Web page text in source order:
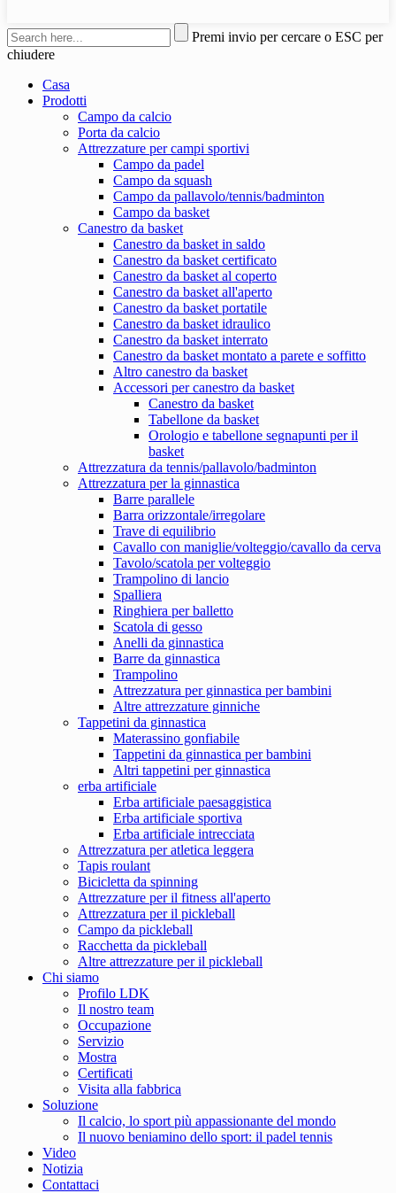
Premi invio per cercare o ESC per
chiudere
Casa
Prodotti
Campo da calcio
Porta da calcio
Attrezzature per campi sportivi
Campo da padel
Campo da squash
Campo da pallavolo/tennis/badminton
Campo da basket
Canestro da basket
Canestro da basket in saldo
Canestro da basket certificato
Canestro da basket al coperto
Canestro da basket all'aperto
Canestro da basket portatile
Canestro da basket idraulico
Canestro da basket interrato
Canestro da basket montato a parete e soffitto
Altro canestro da basket
Accessori per canestro da basket
Canestro da basket
Tabellone da basket
Orologio e tabellone segnapunti per il
basket
Attrezzatura da tennis/pallavolo/badminton
Attrezzatura per la ginnastica
Barre parallele
Barra orizzontale/irregolare
Trave di equilibrio
Cavallo con maniglie/volteggio/cavallo da cerva
Tavolo/scatola per volteggio
Trampolino di lancio
Spalliera
Ringhiera per balletto
Scatola di gesso
Anelli da ginnastica
Barre da ginnastica
Trampolino
Attrezzatura per ginnastica per bambini
Altre attrezzature ginniche
Tappetini da ginnastica
Materassino gonfiabile
Tappetini da ginnastica per bambini
Altri tappetini per ginnastica
erba artificiale
Erba artificiale paesaggistica
Erba artificiale sportiva
Erba artificiale intrecciata
Attrezzatura per atletica leggera
Tapis roulant
Bicicletta da spinning
Attrezzature per il fitness all'aperto
Attrezzatura per il pickleball
Campo da pickleball
Racchetta da pickleball
Altre attrezzature per il pickleball
Chi siamo
Profilo LDK
Il nostro team
Occupazione
Servizio
Mostra
Certificati
Visita alla fabbrica
Soluzione
Il calcio, lo sport più appassionante del mondo
Il nuovo beniamino dello sport: il padel tennis
Video
Notizia
Contattaci